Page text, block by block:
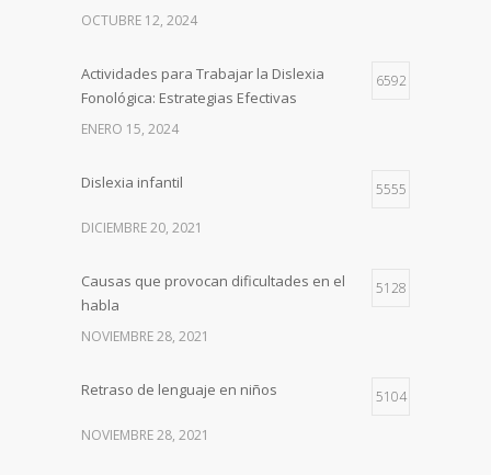
OCTUBRE 12, 2024
Actividades para Trabajar la Dislexia
Fonológica: Estrategias Efectivas
6592
ENERO 15, 2024
Dislexia infantil 5555
DICIEMBRE 20, 2021
Causas que provocan dificultades en el
habla
5128
NOVIEMBRE 28, 2021
Retraso de lenguaje en niños 5104
NOVIEMBRE 28, 2021